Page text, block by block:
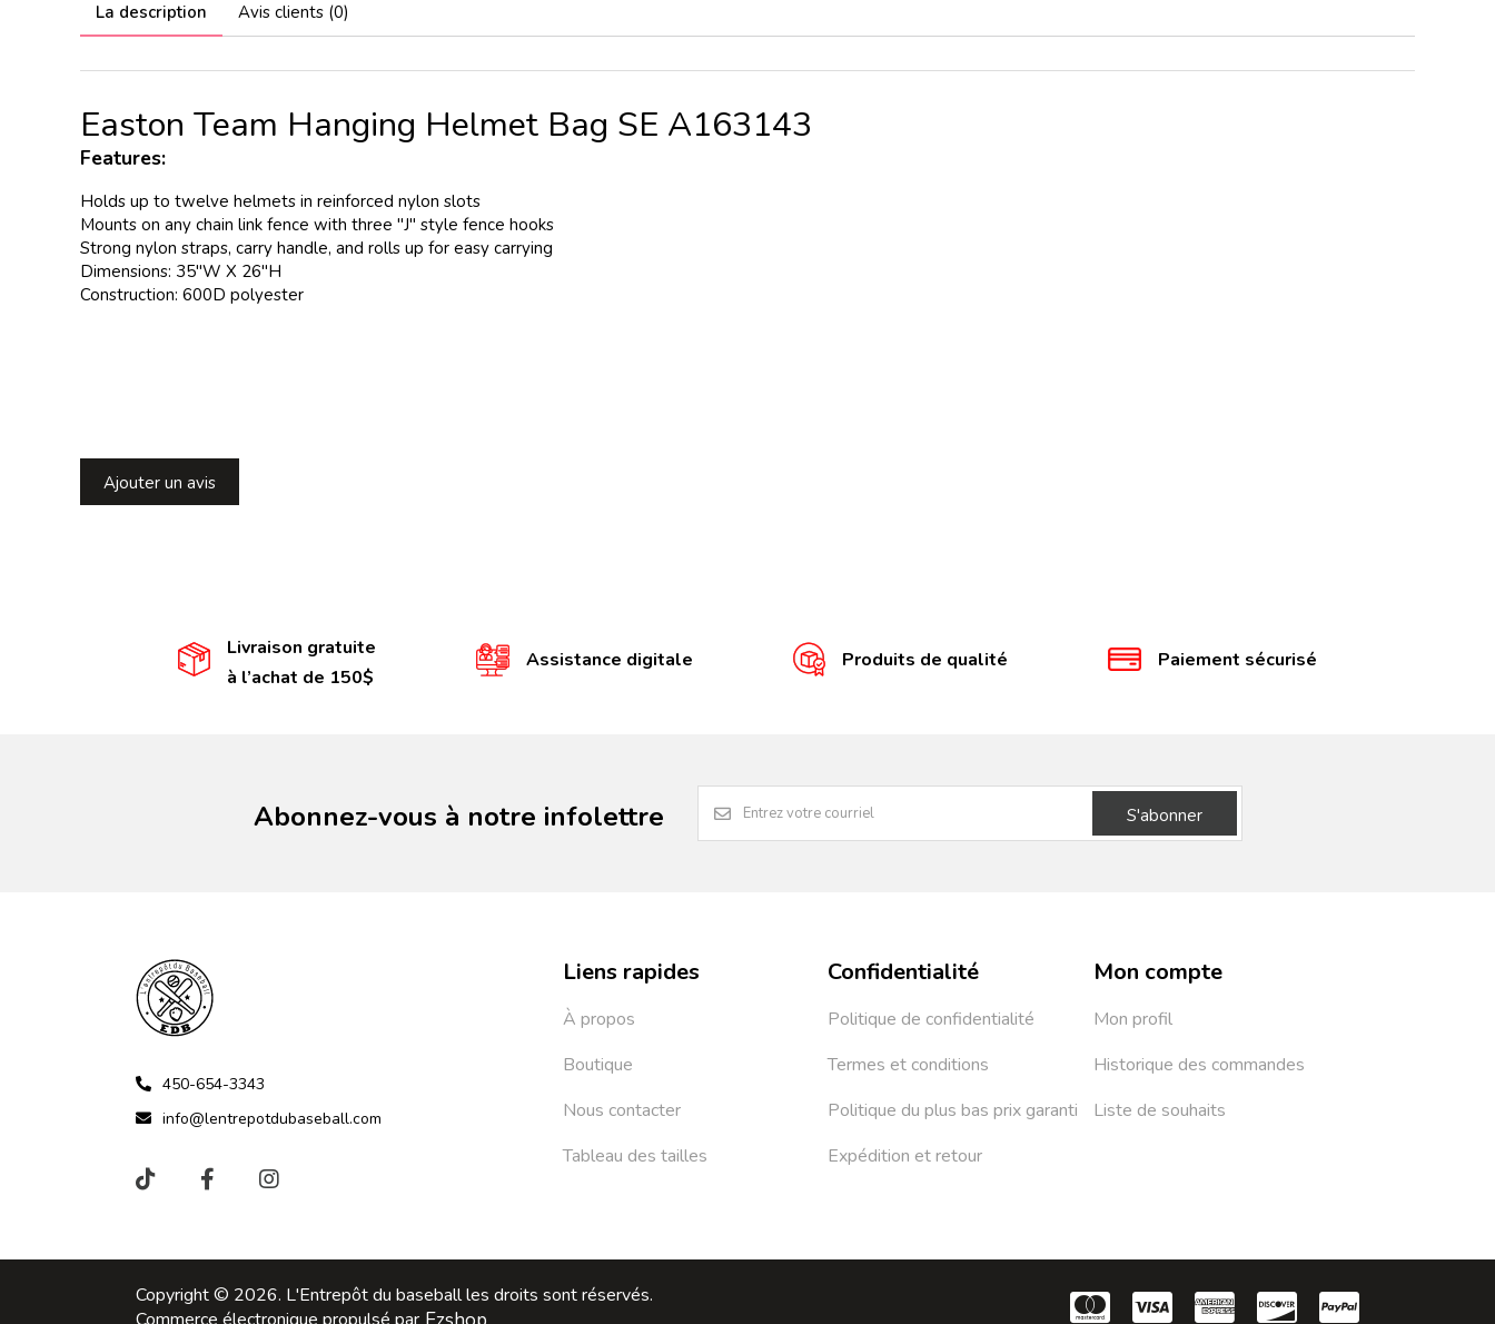
La description Avis clients (0)
Easton Team Hanging Helmet Bag SE A163143
Features:
Holds up to twelve helmets in reinforced nylon slots
Mounts on any chain link fence with three "J" style fence hooks
Strong nylon straps, carry handle, and rolls up for easy carrying
Dimensions: 35"W X 26"H
Construction: 600D polyester
Ajouter un avis
Livraison gratuite
à l’achat de 150$
Assistance digitale Produits de qualité Paiement sécurisé
Abonnez-vous à notre infolettre S'abonner
450-654-3343
info@lentrepotdubaseball.com
Liens rapides
À propos
Boutique
Nous contacter
Tableau des tailles
Confidentialité
Politique de confidentialité
Termes et conditions
Politique du plus bas prix garanti
Expédition et retour
Mon compte
Mon profil
Historique des commandes
Liste de souhaits
Copyright © 2026. L'Entrepôt du baseball les droits sont réservés.